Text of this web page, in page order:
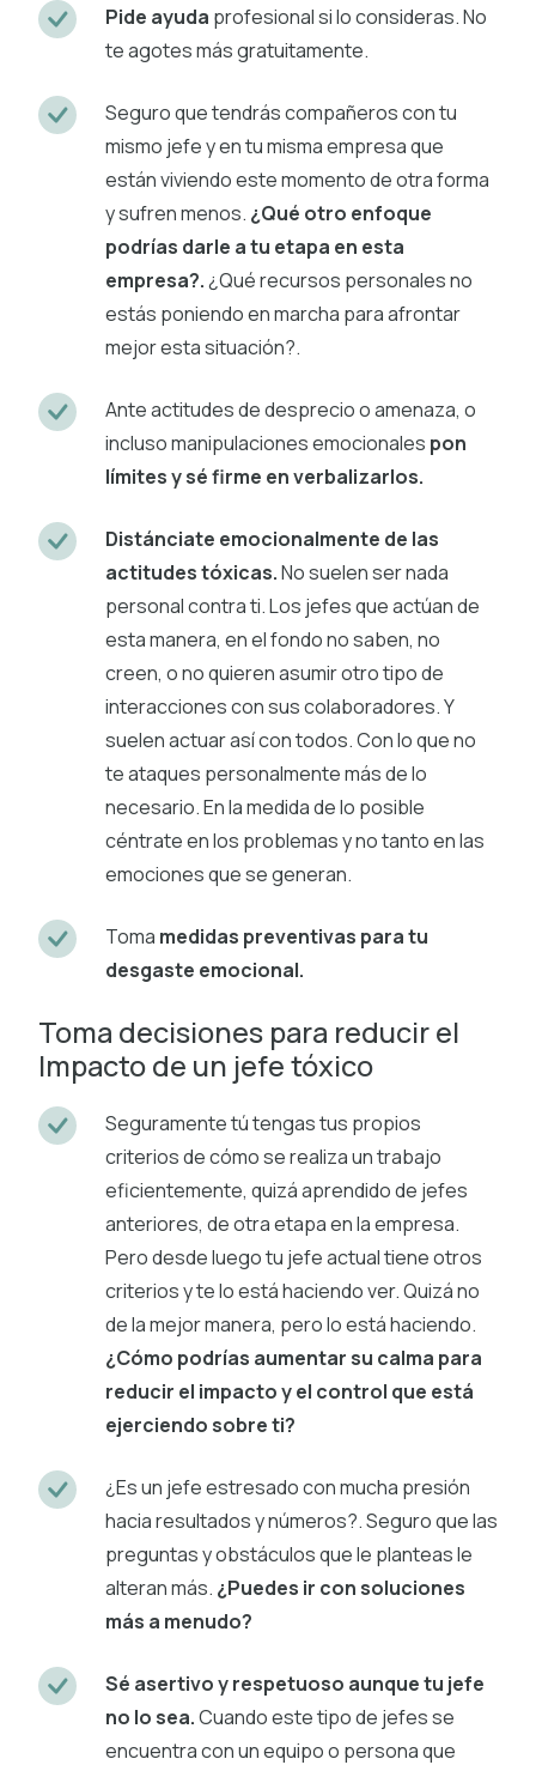
Pide ayuda profesional si lo consideras. No
te agotes más gratuitamente.
Seguro que tendrás compañeros con tu
mismo jefe y en tu misma empresa que
están viviendo este momento de otra forma
y sufren menos. ¿Qué otro enfoque
podrías darle a tu etapa en esta
empresa?.¿Qué recursos personales no
estás poniendo en marcha para afrontar
mejor esta situación?.
Ante actitudes de desprecio o amenaza, o
incluso manipulaciones emocionales pon
límites y sé firme en verbalizarlos.
Distánciate emocionalmente de las
actitudes tóxicas.No suelen ser nada
personal contra ti. Los jefes que actúan de
esta manera, en el fondo no saben, no
creen, o no quieren asumir otro tipo de
interacciones con sus colaboradores. Y
suelen actuar así con todos. Con lo que no
te ataques personalmente más de lo
necesario. En la medida de lo posible
céntrate en los problemas y no tanto en las
emociones que se generan.
Toma medidas preventivas para tu
desgaste emocional.
Toma decisiones para reducir el
Impacto de un jefe tóxico
Seguramente tú tengas tus propios
criterios de cómo se realiza un trabajo
eficientemente, quizá aprendido de jefes
anteriores, de otra etapa en la empresa.
Pero desde luego tu jefe actual tiene otros
criterios y te lo está haciendo ver. Quizá no
de la mejor manera, pero lo está haciendo.
¿Cómo podrías aumentar su calma para
reducir el impacto y el control que está
ejerciendo sobre ti?
¿Es un jefe estresado con mucha presión
hacia resultados y números?. Seguro que las
preguntas y obstáculos que le planteas le
alteran más. ¿Puedes ir con soluciones
más a menudo?
Sé asertivo y respetuoso aunque tu jefe
no lo sea.Cuando este tipo de jefes se
encuentra con un equipo o persona que